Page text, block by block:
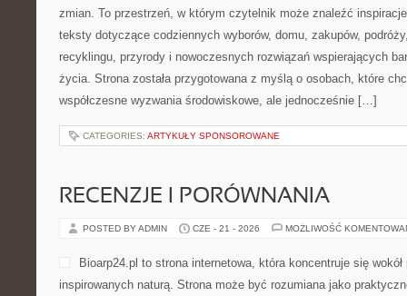
zmian. To przestrzeń, w którym czytelnik może znaleźć
teksty dotyczące codziennych wyborów, domu, zakupów,
recyklingu, przyrody i nowoczesnych rozwiązań wspierających
życia. Strona została przygotowana z myślą o osobach, które
współczesne wyzwania środowiskowe, ale jednocześnie […]
CATEGORIES: ARTYKUŁY SPONSOROWANE
RECENZJE I PORÓWNANIA
POSTED BY ADMIN CZE - 21 - 2026 MOŻLIWOŚĆ
Bioarp24.pl to strona internetowa, która koncentruje się
inspirowanych naturą. Strona może być rozumiana jako